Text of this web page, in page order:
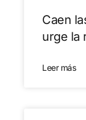
Caen
urge la
Leer más